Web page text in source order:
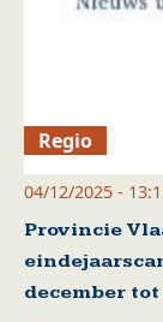
Regio
04/12/2025 -
Provincie
december